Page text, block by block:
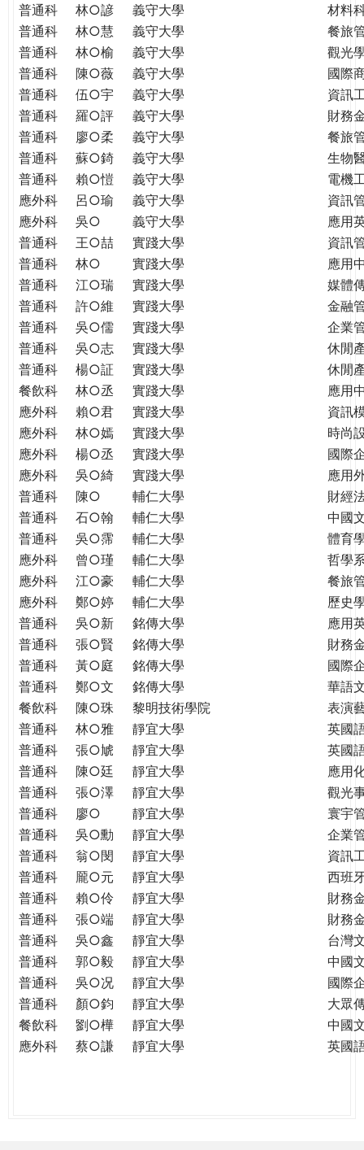
普通科
林○諺 義守大學
材料
普通科
林○慧 義守大學
餐旅
普通科
林○榆 義守大學
觀光
普通科
陳○薇 義守大學
國際
普通科
伍○宇 義守大學
資訊
普通科
羅○評 義守大學
財務
普通科
廖○柔 義守大學
餐旅
普通科
蘇○錡 義守大學
生物
普通科
賴○愷 義守大學
電機
應外科
呂○瑜 義守大學
資訊
應外科
吳○ 義守大學
應用
普通科
王○喆 實踐大學
資訊
普通科
林○ 實踐大學
應用
普通科
江○瑞 實踐大學
媒體
普通科
許○維 實踐大學
金融
普通科
吳○儒 實踐大學
企業
普通科
吳○志 實踐大學
休閒
普通科
楊○証 實踐大學
休閒
餐飲科
林○丞 實踐大學
應用
應外科
賴○君 實踐大學
資訊
應外科
林○嫣 實踐大學
時尚
應外科
楊○丞 實踐大學
國際
應外科
吳○綺 實踐大學
應用
普通科
陳○ 輔仁大學
財經
普通科
石○翰 輔仁大學
中國
普通科
吳○霈 輔仁大學
體育
應外科
曾○瑾 輔仁大學
哲學
應外科
江○豪 輔仁大學
餐旅
應外科
鄭○婷 輔仁大學
歷史
普通科
吳○新 銘傳大學
應用
普通科
張○賢 銘傳大學
財務
普通科
黃○庭 銘傳大學
國際
普通科
鄭○文 銘傳大學
華語
餐飲科
陳○珠 黎明技術學院
表演
普通科
林○雅 靜宜大學
英國
普通科
張○虓 靜宜大學
英國
普通科
陳○廷 靜宜大學
應用
普通科
張○澤 靜宜大學
觀光
普通科
廖○ 靜宜大學
寰宇
普通科
吳○勳 靜宜大學
企業
普通科
翁○閔 靜宜大學
資訊
普通科
龎○元 靜宜大學
西班
普通科
賴○伶 靜宜大學
財務
普通科
張○端 靜宜大學
財務
普通科
吳○鑫 靜宜大學
台灣
普通科
郭○毅 靜宜大學
中國
普通科
吳○况 靜宜大學
國際
普通科
顏○鈞 靜宜大學
大眾
餐飲科
劉○樺 靜宜大學
中國
應外科
蔡○謙 靜宜大學 英國